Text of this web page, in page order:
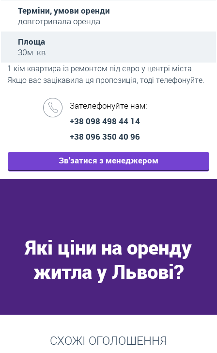
Терміни, умови оренди
довготривала оренда
Площа
30м. кв.
1 кім квартира із ремонтом під євро у центрі міста.
Якщо вас зацікавила ця пропозиція, тоді телефонуйте.
Зателефонуйте нам:
+38 098 498 44 14
+38 096 350 40 96
Зв'затися з менеджером
Які ціни на оренду
житла у Львові?
СХОЖІ ОГОЛОШЕННЯ